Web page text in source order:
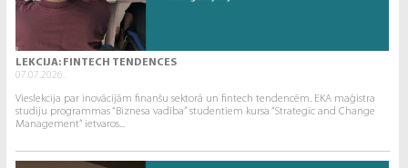
LEKCIJA: FINTECH TENDENCES
07.07.2026.
Vieslekcija par inovācijām finanšu sektorā un fintech tendencēm. EKA maģistra
studiju programmas “Biznesa vadība” studentiem kursa “Strategic and Change
Management” ietvaros...